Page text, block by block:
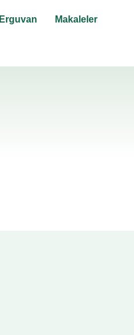
Erguvan Makaleler